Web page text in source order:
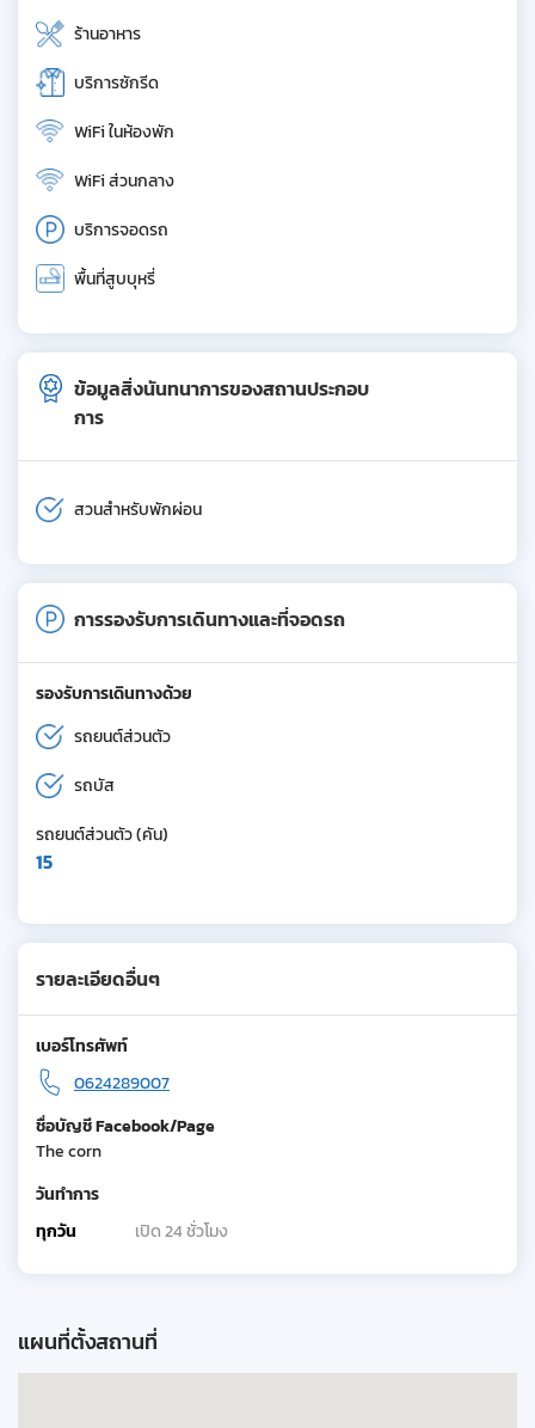
ร้านอาหาร
บริการซักรีด
WiFi ในห้องพัก
WiFi ส่วนกลาง
บริการจอดรถ
พื้นที่สูบบุหรี่
ข้อมูลสิ่งนันทนาการของสถานประกอบ
การ
สวนสำหรับพักผ่อน
การรองรับการเดินทางและที่จอดรถ
รองรับการเดินทางด้วย
รถยนต์ส่วนตัว
รถบัส
รถยนต์ส่วนตัว (คัน)
15
รายละเอียดอื่นๆ
เบอร์โทรศัพท์
0624289007
ชื่อบัญชี Facebook/Page
The corn
วันทำการ
ทุกวัน
เปิด 24 ชั่วโมง
แผนที่ตั้งสถานที่